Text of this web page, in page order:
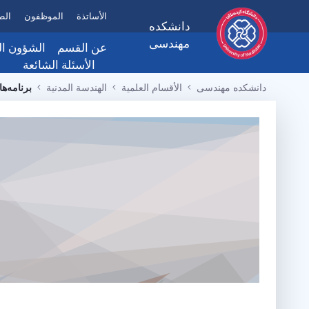
دانشکده
مهندسی
عن القسم
عن القسم
الشؤون
الأسئلة الشائعة
الأساتذة الموظفون
دانشکده مهندسی الأقسام العلمية الهندسة المدنیة